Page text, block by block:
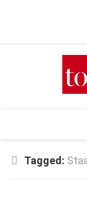
Verkaufsstellen
Top
Tagged: